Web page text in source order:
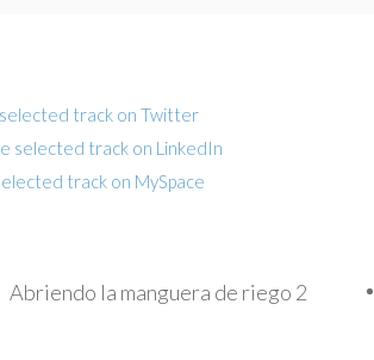
Abriendo la manguera de riego 2